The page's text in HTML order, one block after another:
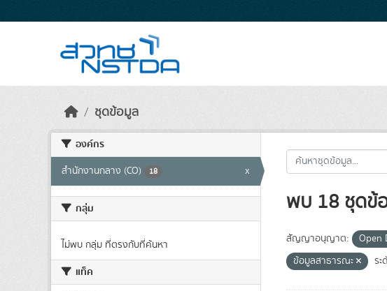
ชุดข้อมูล
องค์กร
สำนักงานกลาง (CO) 18 x
กลุ่ม
ไม่พบ กลุ่ม ที่ตรงกับที่ค้นหา
แท็ค
พบ 18 ชุดข้
สัญญาอนุญาต: Open
ข้อมูลสาธารณะ
ร